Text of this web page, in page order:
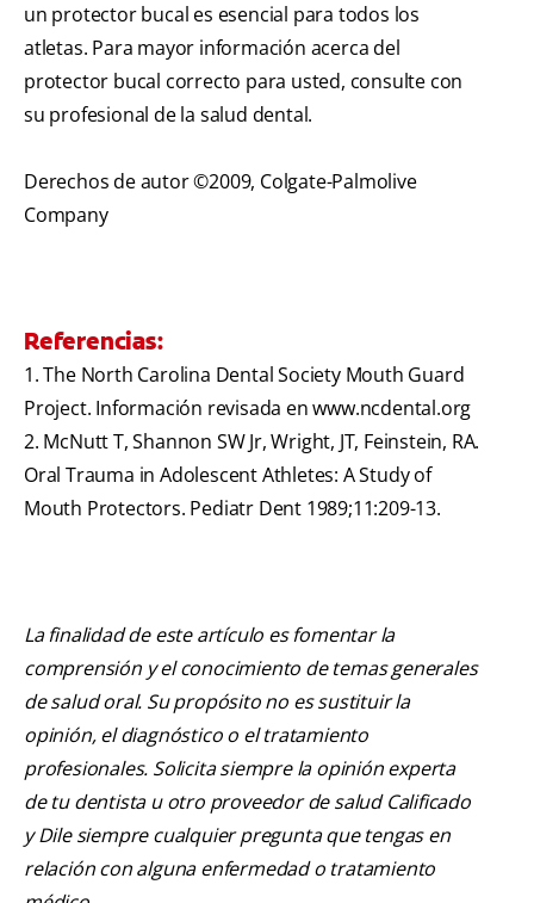
un protector bucal es esencial para todos los
atletas. Para mayor información acerca del
protector bucal correcto para usted, consulte con
su profesional de la salud dental.
Derechos de autor ©2009, Colgate-Palmolive
Company
Referencias:
1. The North Carolina Dental Society Mouth Guard
Project. Información revisada en www.ncdental.org
2. McNutt T, Shannon SW Jr, Wright, JT, Feinstein, RA.
Oral Trauma in Adolescent Athletes: A Study of
Mouth Protectors. Pediatr Dent 1989;11:209-13.
La finalidad de este artículo es fomentar la
comprensión y el conocimiento de temas generales
de salud oral. Su propósito no es sustituir la
opinión, el diagnóstico o el tratamiento
profesionales. Solicita siempre la opinión experta
de tu dentista u otro proveedor de salud Calificado
y Dile siempre cualquier pregunta que tengas en
relación con alguna enfermedad o tratamiento